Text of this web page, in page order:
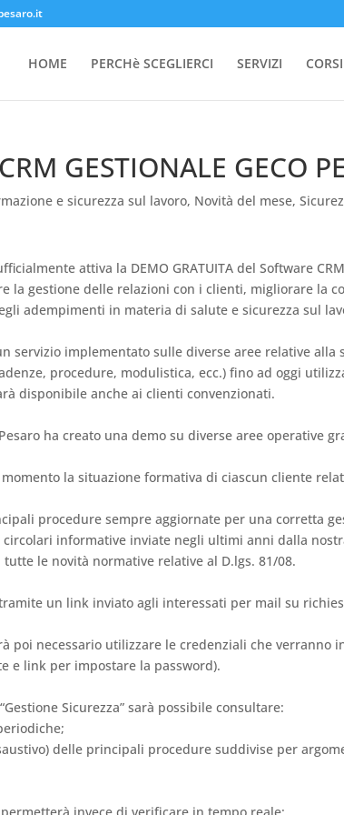
HOME PERCHè SCEGLIERCI SERVIZI CORSI
GESTIONALE GECO
e sicurezza sul lavoro, Novità del mese,
attiva la DEMO GRATUITA del Software
la gestione delle relazioni con i clienti, migliorare la
adempimenti in materia di salute e sicurezza sul
un servizio implementato sulle diverse aree relative
procedure, modulistica, ecc.) fino ad oggi
disponibile anche ai clienti convenzionati.
ha creato una demo su diverse aree operative
la situazione formativa di ciascun cliente
procedure sempre aggiornate per una corretta
circolari informative inviate negli ultimi anni dalla
tutte le novità normative relative al D.lgs. 81/08.
tramite un link inviato agli interessati per mail su
poi necessario utilizzare le credenziali che verranno
e link per impostare la password).
Sicurezza” sarà possibile consultare:
delle principali procedure suddivise per